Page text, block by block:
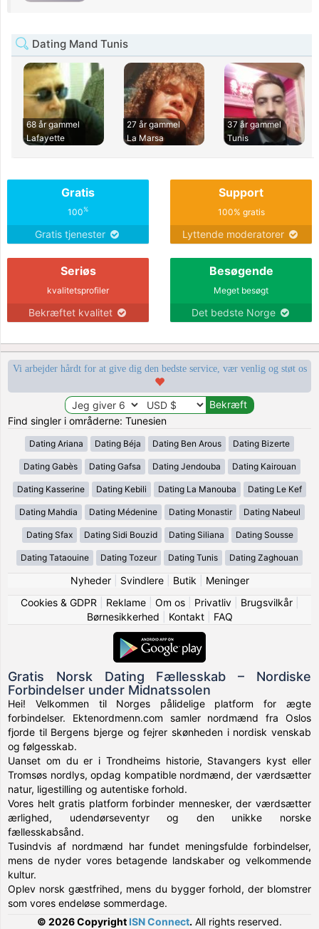
Dating Mand Tunis
68 år gammel
Lafayette
27 år gammel
La Marsa
37 år gammel
Tunis
Gratis
100%
Gratis tjenester
Support
100% gratis
Lyttende moderatorer
Seriøs
kvalitetsprofiler
Bekræftet kvalitet
Besøgende
Meget besøgt
Det bedste Norge
Vi arbejder hårdt for at give dig den bedste service, vær venlig og støt os
Find singler i områderne: Tunesien
Dating Ariana Dating Béja Dating Ben Arous Dating Bizerte
Dating Gabès Dating Gafsa Dating Jendouba Dating Kairouan
Dating Kasserine Dating Kebili Dating La Manouba Dating Le Kef
Dating Mahdia Dating Médenine Dating Monastir Dating Nabeul
Dating Sfax Dating Sidi Bouzid Dating Siliana Dating Sousse
Dating Tataouine Dating Tozeur Dating Tunis Dating Zaghouan
Nyheder| Svindlere| Butik
Meninger
Cookies & GDPR
Reklame| Om os| Privatliv| Brugsvilkår|
Børnesikkerhed
Kontakt| FAQ
Gratis Norsk Dating Fællesskab – Nordiske
Forbindelser under Midnatssolen
Hei! Velkommen til Norges pålidelige platform for ægte
forbindelser. Ektenordmenn.com samler nordmænd fra Oslos
fjorde til Bergens bjerge og fejrer skønheden i nordisk venskab
og følgesskab.
Uanset om du er i Trondheims historie, Stavangers kyst eller
Tromsøs nordlys, opdag kompatible nordmænd, der værdsætter
natur, ligestilling og autentiske forhold.
Vores helt gratis platform forbinder mennesker, der værdsætter
ærlighed, udendørseventyr og den unikke norske
fællesskabsånd.
Tusindvis af nordmænd har fundet meningsfulde forbindelser,
mens de nyder vores betagende landskaber og velkommende
kultur.
Oplev norsk gæstfrihed, mens du bygger forhold, der blomstrer
som vores endeløse sommerdage.
© 2026 Copyright ISN Connect. All rights reserved.